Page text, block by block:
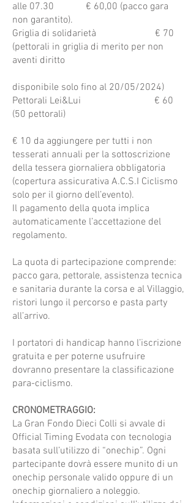
alle 07.30 € 60,00 (pacco gara
non garantito).
Griglia di solidarietà € 70
(pettorali in griglia di merito per non
aventi diritto
disponibile solo fino al 20/05/2024)
Pettorali Lei&Lui € 60
(50 pettorali)
€ 10 da aggiungere per tutti i non
tesserati annuali per la sottoscrizione
della tessera giornaliera obbligatoria
(copertura assicurativa A.C.S.I Ciclismo
solo per il giorno dell’evento).
Il pagamento della quota implica
automaticamente l’accettazione del
regolamento.
La quota di partecipazione comprende:
pacco gara, pettorale, assistenza tecnica
e sanitaria durante la corsa e al Villaggio,
ristori lungo il percorso e pasta party
all’arrivo.
I portatori di handicap hanno l’iscrizione
gratuita e per poterne usufruire
dovranno presentare la classificazione
para-ciclismo.
CRONOMETRAGGIO:
La Gran Fondo Dieci Colli si avvale di
Official Timing Evodata con tecnologia
basata sull’utilizzo di “onechip”. Ogni
partecipante dovrà essere munito di un
onechip personale valido oppure di un
onechip giornaliero a noleggio.